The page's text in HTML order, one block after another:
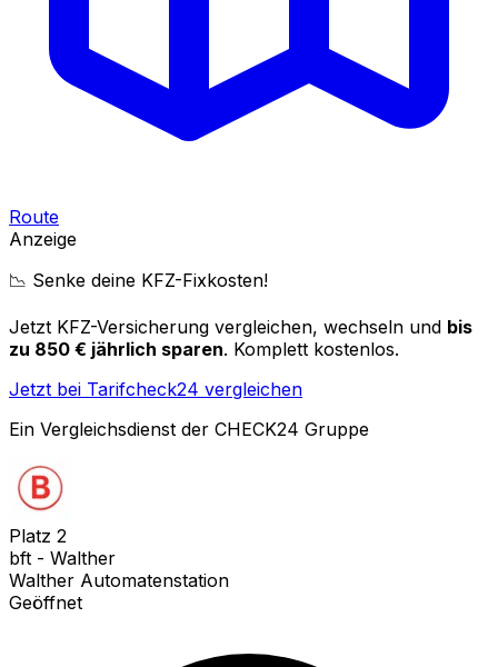
Route
Anzeige
📉 Senke deine KFZ-Fixkosten!
Jetzt KFZ-Versicherung vergleichen, wechseln und bis
zu 850 € jährlich sparen. Komplett kostenlos.
Jetzt bei Tarifcheck24 vergleichen
Ein Vergleichsdienst der CHECK24 Gruppe
Platz 2
bft - Walther
Walther Automatenstation
Geöffnet